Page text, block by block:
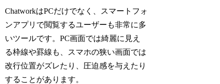
ChatworkはPCだけでなく、スマートフォ
ンアプリで閲覧するユーザーも非常に多
いツールです。PC画面では綺麗に見え
る枠線や罫線も、スマホの狭い画面では
改行位置がズレたり、圧迫感を与えたり
することがあります。